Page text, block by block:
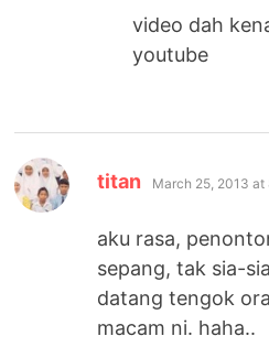
video dah
youtube
titan says:
March 25, 2013 at
aku rasa,
sepang, tak sia-
datang tengok
macam ni. haha..